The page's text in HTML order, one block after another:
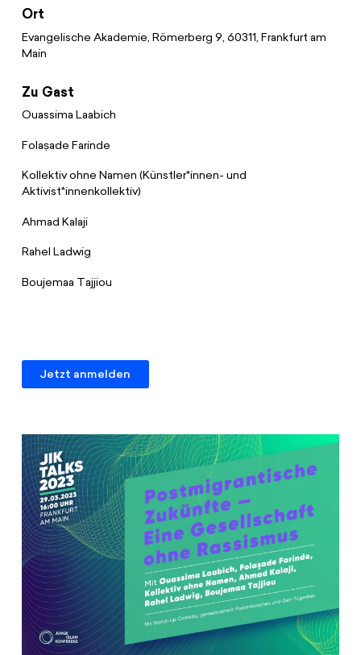
Europa Erleben
Bildungsreisen
News
Jobs
Spenden
Kontakt
Cookie-Einstellungen
Datenschutz
Ort
Evangelische Akademie, Römerberg 9, 60311, Frankfurt am
Main
Zu Gast
Ouassima Laabich
Folaṣade Farinde
Kollektiv ohne Namen (Künstler*innen- und
Aktivist*innenkollektiv)
Ahmad Kalaji
Rahel Ladwig
Boujemaa Tajjiou
Jetzt anmelden